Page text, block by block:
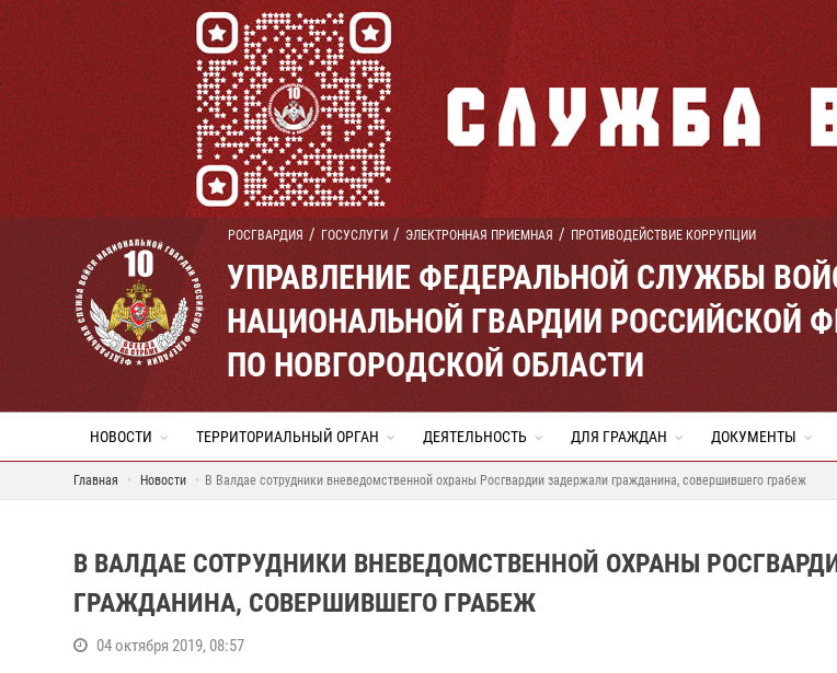
РОСГВАРДИЯ ГОСУСЛУГИ ЭЛЕКТРОННАЯ ПРИЕМНАЯ ПРОТИВОДЕЙСТВИЕ КОРРУПЦИИ
УПРАВЛЕНИЕ ФЕДЕРАЛЬНОЙ СЛУЖБЫ
НАЦИОНАЛЬНОЙ ГВАРДИИ РОССИЙСКОЙ
ПО НОВГОРОДСКОЙ ОБЛАСТИ
НОВОСТИ ТЕРРИТОРИАЛЬНЫЙ ОРГАН ДЕЯТЕЛЬНОСТЬ ДЛЯ ГРАЖДАН ДОКУМЕНТЫ
Главная Новости В Валдае сотрудники вневедомственной охраны Росгвардии задержали гражданина, совершившего грабеж
В ВАЛДАЕ СОТРУДНИКИ ВНЕВЕДОМСТВЕННОЙ ОХРАНЫ
ГРАЖДАНИНА, СОВЕРШИВШЕГО ГРАБЕЖ
04 октября 2019, 08:57